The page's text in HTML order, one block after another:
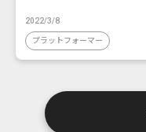
2022/3/8
プラットフォーマー